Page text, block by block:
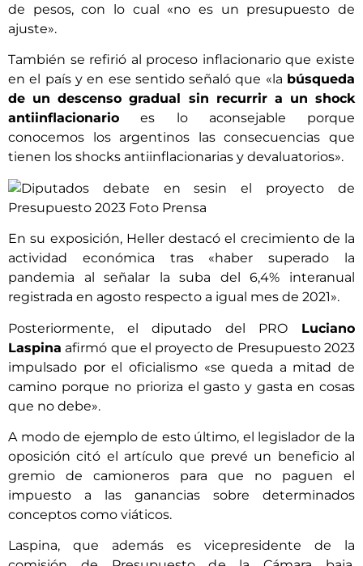
de pesos, con lo cual «no es un presupuesto de
ajuste».
También se refirió al proceso inflacionario que existe
en el país y en ese sentido señaló que «la búsqueda
de un descenso gradual sin recurrir a un shock
antiinflacionario es lo aconsejable porque
conocemos los argentinos las consecuencias que
tienen los shocks antiinflacionarias y devaluatorios».
En su exposición, Heller destacó el crecimiento de la
actividad económica tras «haber superado la
pandemia al señalar la suba del 6,4% interanual
registrada en agosto respecto a igual mes de 2021».
Posteriormente, el diputado del PRO Luciano
Laspina afirmó que el proyecto de Presupuesto 2023
impulsado por el oficialismo «se queda a mitad de
camino porque no prioriza el gasto y gasta en cosas
que no debe».
A modo de ejemplo de esto último, el legislador de la
oposición citó el artículo que prevé un beneficio al
gremio de camioneros para que no paguen el
impuesto a las ganancias sobre determinados
conceptos como viáticos.
Laspina, que además es vicepresidente de la